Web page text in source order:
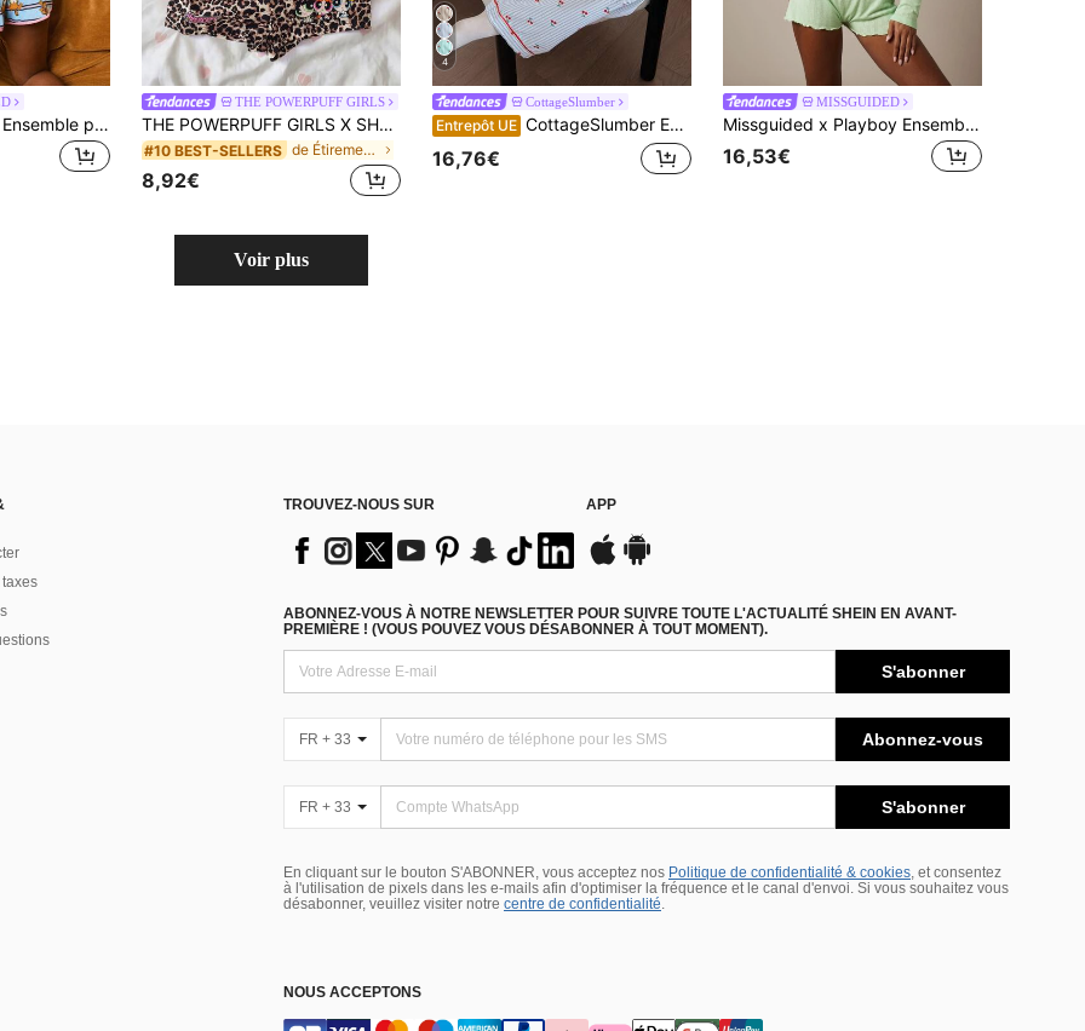
GARFIELD | SHEIN Ensemble pyjama femme avec t-shirt à manches courtes et short imprimé de dessins animés
THE POWERPUFF GIRLS
THE POWERPUFF GIRLS X SHEIN Ensemble de vêtements de nuit décontractés pour femmes avec top camisole et short à imprimé léopard et graphique de dessin animé
#10 BEST-SELLERS de Étirement élevé Vêtements de nuit pour femmes
8,92€
4
CottageSlumber
Entrepôt UE CottageSlumber Ensemble de pyjama pour femmes avec col châle, imprimé cerises, rayures et texture froissée
16,76€
MISSGUIDED
Missguided x Playboy Ensemble de pyjama en tricot côtelé pointillé avec haut court à manches longues et short taille haute, loungewear vert menthe
16,53€
Voir plus
taxes
TROUVEZ-NOUS SUR APP
ABONNEZ-VOUS À NOTRE NEWSLETTER POUR SUIVRE TOUTE L'ACTUALITÉ SHEIN EN AVANT-
PREMIÈRE ! (VOUS POUVEZ VOUS DÉSABONNER À TOUT MOMENT).
S'abonner
FR + 33 Abonnez-vous
FR + 33 S'abonner
En cliquant sur le bouton S'ABONNER, vous acceptez nos Politique de confidentialité & cookies, et consentez
à l'utilisation de pixels dans les e-mails afin d'optimiser la fréquence et le canal d'envoi. Si vous souhaitez vous
désabonner, veuillez visiter notre centre de confidentialité.
NOUS ACCEPTONS